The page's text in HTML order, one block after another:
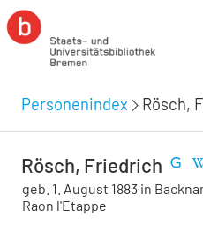
Personenindex Rösch,
Rösch, Friedrich
geb. 1. August 1883 in
Raon l'Etappe